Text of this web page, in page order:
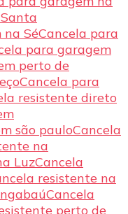
na SéCancela para
para garagem
perto de
Cancela para
resistente direto
são pauloCancela
na
LuzCancela
resistente na
Cancela
perto de